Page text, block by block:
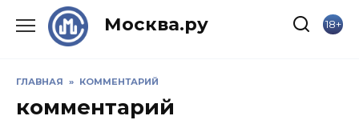
Москва.ру 18+
ГЛАВНАЯ » КОММЕНТАРИЙ
комментарий